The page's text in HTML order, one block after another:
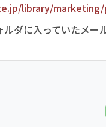
library/
ダに入っていたメ